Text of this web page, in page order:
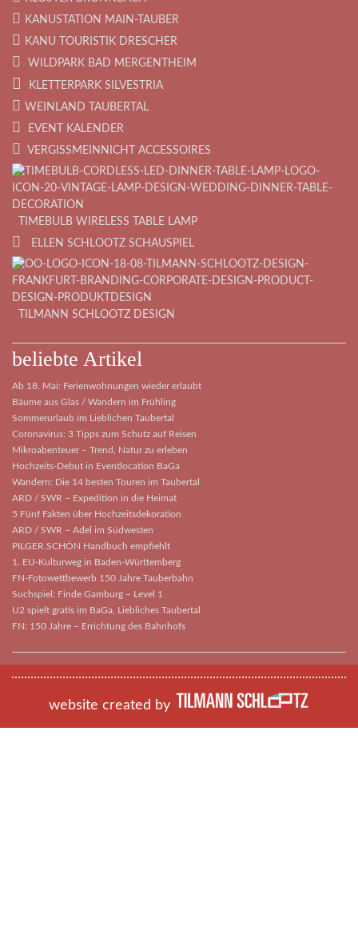
KANUSTATION MAIN-TAUBER
KANU TOURISTIK DRESCHER
WILDPARK BAD MERGENTHEIM
KLETTERPARK SILVESTRIA
WEINLAND TAUBERTAL
EVENT KALENDER
VERGISSMEINNICHT ACCESSOIRES
TIMEBULB WIRELESS TABLE LAMP
ELLEN SCHLOOTZ SCHAUSPIEL
TILMANN SCHLOOTZ DESIGN
beliebte Artikel
Ab 18. Mai: Ferienwohnungen wieder erlaubt
Bäume aus Glas / Wandern im Frühling
Sommerurlaub im Lieblichen Taubertal
Coronavirus: 3 Tipps zum Schutz auf Reisen
Mikroabenteuer – Trend, Natur zu erleben
Hochzeits-Debut in Eventlocation BaGa
Wandern: Die 14 besten Touren im Taubertal
ARD / SWR – Expedition in die Heimat
5 Fünf Fakten über Hochzeitsdekoration
ARD / SWR – Adel im Südwesten
PILGER.SCHÖN Handbuch empfiehlt
1. EU-Kulturweg in Baden-Württemberg
FN-Fotowettbewerb 150 Jahre Tauberbahn
Suchspiel: Finde Gamburg – Level 1
U2 spielt gratis im BaGa, Liebliches Taubertal
FN: 150 Jahre – Errichtung des Bahnhofs
website created by